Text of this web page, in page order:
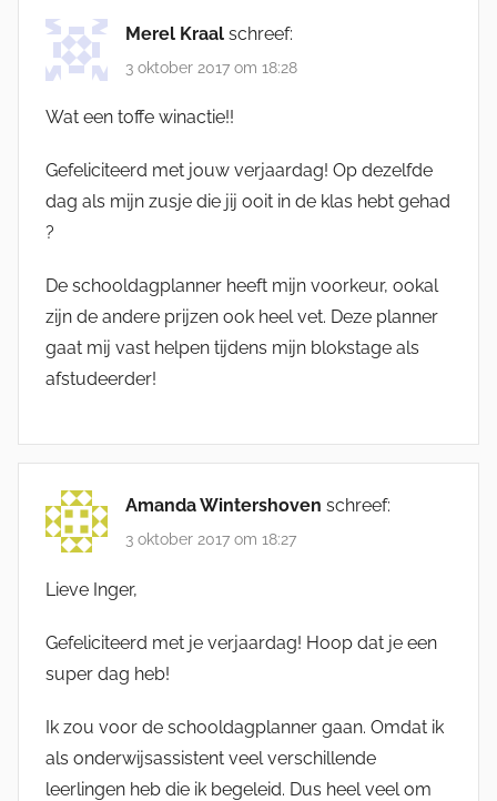
Merel Kraal schreef:
3 oktober 2017 om 18:28
Wat een toffe winactie!!
Gefeliciteerd met jouw verjaardag! Op dezelfde
dag als mijn zusje die jij ooit in de klas hebt gehad
?
De schooldagplanner heeft mijn voorkeur, ookal
zijn de andere prijzen ook heel vet. Deze planner
gaat mij vast helpen tijdens mijn blokstage als
afstudeerder!
Amanda Wintershoven schreef:
3 oktober 2017 om 18:27
Lieve Inger,
Gefeliciteerd met je verjaardag! Hoop dat je een
super dag heb!
Ik zou voor de schooldagplanner gaan. Omdat ik
als onderwijsassistent veel verschillende
leerlingen heb die ik begeleid. Dus heel veel om